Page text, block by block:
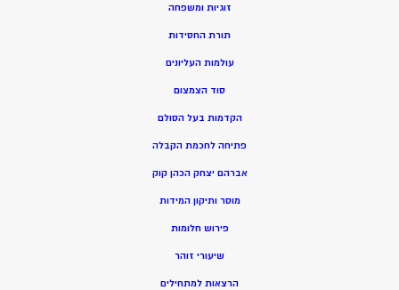
זוגיות ומשפחה
תורת החסידות
עולמות העליונים
סוד הצמצום
הקדמות בעל הסולם
פתיחה לחכמת הקבלה
אברהם יצחק הכהן קוק
מוסר ותיקון המידות
פירוש חלומות
שיעורי זוהר
הרצאות למתחילים